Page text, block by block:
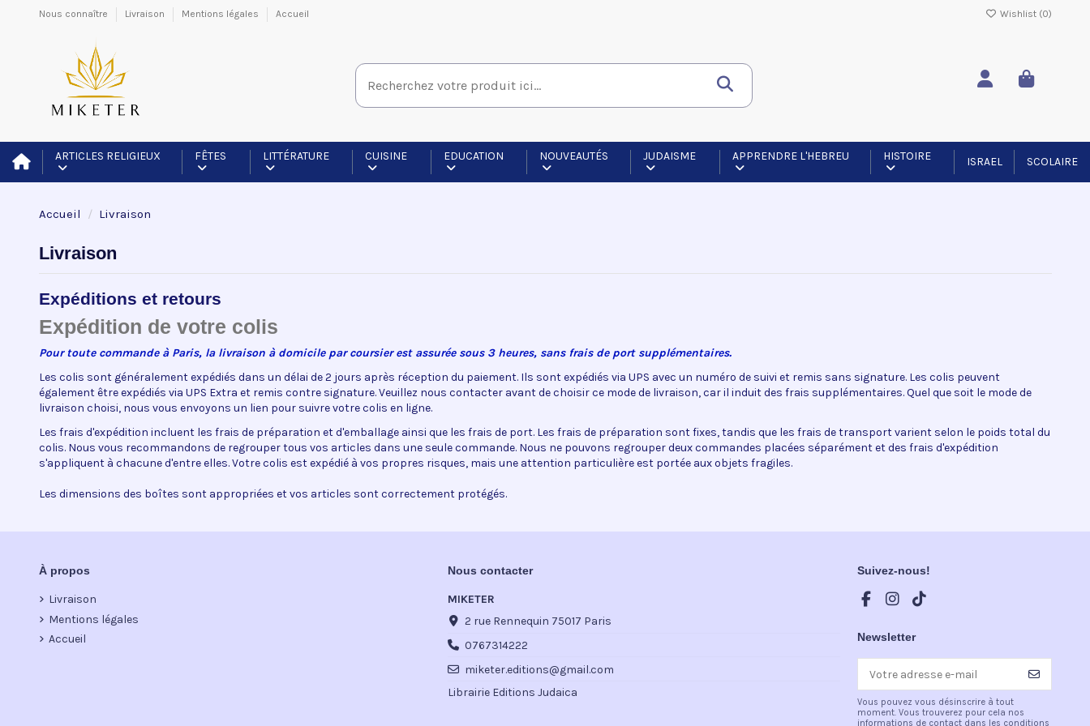
Nous connaître Livraison Mentions légales Accueil Wishlist (0)
ARTICLES RELIGIEUX FÊTES LITTÉRATURE CUISINE EDUCATION NOUVEAUTÉS JUDAISME APPRENDRE L'HEBREU HISTOIRE ISRAEL SCOLAIRE
Accueil Livraison
Livraison
Expéditions et retours
Expédition de votre colis
Pour toute commande à Paris, la livraison à domicile par coursier est assurée sous 3 heures, sans frais de port supplémentaires.
Les colis sont généralement expédiés dans un délai de 2 jours après réception du paiement. Ils sont expédiés via UPS avec un numéro de suivi et remis sans signature. Les colis peuvent
également être expédiés via UPS Extra et remis contre signature. Veuillez nous contacter avant de choisir ce mode de livraison, car il induit des frais supplémentaires. Quel que soit le mode de
livraison choisi, nous vous envoyons un lien pour suivre votre colis en ligne.
Les frais d'expédition incluent les frais de préparation et d'emballage ainsi que les frais de port. Les frais de préparation sont fixes, tandis que les frais de transport varient selon le poids total du
colis. Nous vous recommandons de regrouper tous vos articles dans une seule commande. Nous ne pouvons regrouper deux commandes placées séparément et des frais d'expédition
s'appliquent à chacune d'entre elles. Votre colis est expédié à vos propres risques, mais une attention particulière est portée aux objets fragiles.
Les dimensions des boîtes sont appropriées et vos articles sont correctement protégés.
À propos
Livraison
Mentions légales
Accueil
Nous contacter
MIKETER
2 rue Rennequin 75017 Paris
0767314222
miketer.editions@gmail.com
Librairie Editions Judaica
Suivez-nous!
Newsletter
Vous pouvez vous désinscrire à tout
moment. Vous trouverez pour cela nos
informations de contact dans les conditions